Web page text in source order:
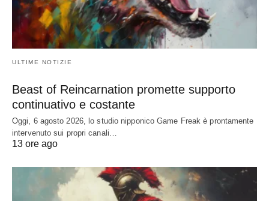
ULTIME NOTIZIE
Beast of Reincarnation promette supporto
continuativo e costante
Oggi, 6 agosto 2026, lo studio nipponico Game Freak è prontamente
intervenuto sui propri canali…
13 ore ago